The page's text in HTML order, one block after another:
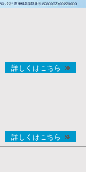
詳しくはこちら
詳しくはこちら